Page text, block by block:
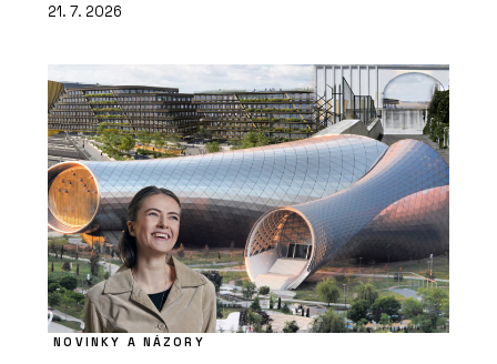
21. 7. 2026
NOVINKY A NÁZORY